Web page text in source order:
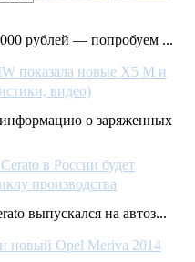
рублей — попробуем ...
показала новые X5 M и
видео)
о заряженных
в России будет
производства
выпускался на автоз...
новый Opel Meriva 2014